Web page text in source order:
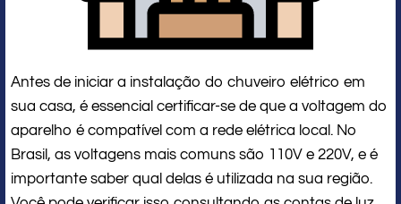
Antes de iniciar a instalação do chuveiro elétrico em
sua casa, é essencial certificar-se de que a voltagem do
aparelho é compatível com a rede elétrica local. No
Brasil, as voltagens mais comuns são 110V e 220V, e é
importante saber qual delas é utilizada na sua região.